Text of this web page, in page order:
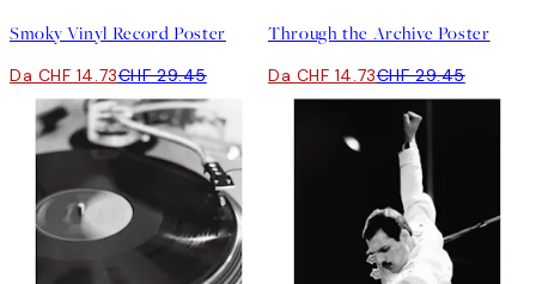
Smoky Vinyl Record Poster
Da CHF 14.73CHF 29.45
Through the Archive Poster
Da CHF 14.73CHF 29.45